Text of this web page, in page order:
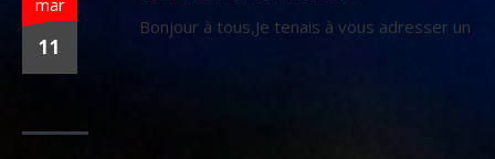
mar
11
Bonjour à tous,Je tenais à vous adresser un